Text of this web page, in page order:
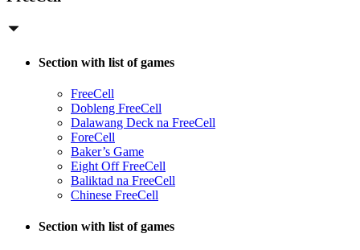
Section with list of games
FreeCell
Dobleng FreeCell
Dalawang Deck na FreeCell
ForeCell
Baker’s Game
Eight Off FreeCell
Baliktad na FreeCell
Chinese FreeCell
Section with list of games